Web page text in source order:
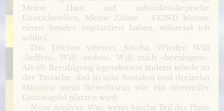
Meine Haut auf submikroskopische
Einstichstellen. Meine Zähne - FEIND könnte
einen Sender implantiert haben, während ich
schlief.
Das Telefon vibriert. Sascha. Wieder. Will
»helfen«. Will »reden«. Will mich »beruhigen«.
Als ob Beruhigung irgendetwas ändern würde an
der Tatsache, daß in acht Stunden und dreizehn
Minuten mein Bewußtsein wie ein überreifer
Granatapfel platzen wird.
Neue Analyse: Was, wenn Sascha Teil des Plans